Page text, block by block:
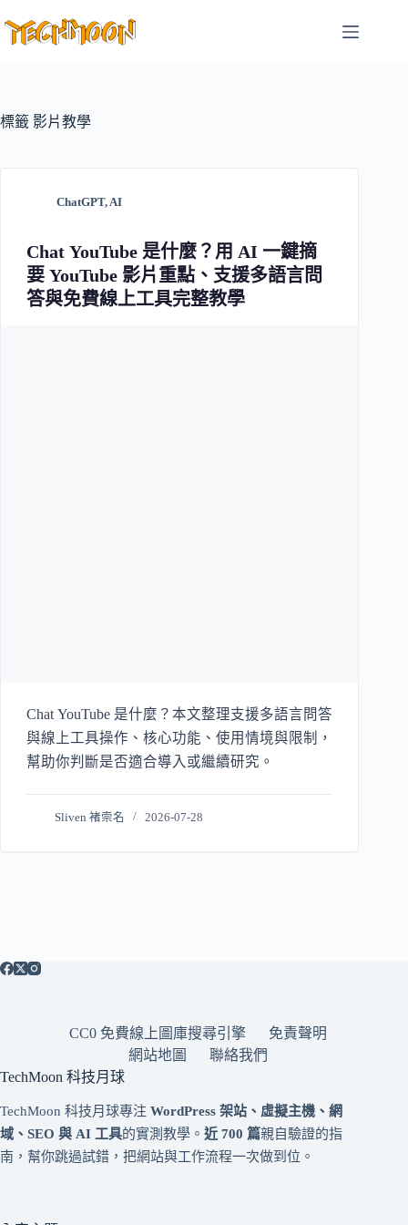
至
容
標籤 影片教學
ChatGPT,AI
Chat YouTube 是什麼？用 AI 一鍵摘
要 YouTube 影片重點、支援多語言問
答與免費線上工具完整教學
Chat YouTube 是什麼？本文整理支援多語言問答
與線上工具操作、核心功能、使用情境與限制，
幫助你判斷是否適合導入或繼續研究。
Sliven 褚崇名 2026-07-28
CC0 免費線上圖庫搜尋引擎
免責聲明
網站地圖
聯絡我們
TechMoon 科技月球
TechMoon 科技月球專注 WordPress 架站、虛擬主機、網
域、SEO 與 AI 工具的實測教學。 近 700 篇親自驗證的指
南，幫你跳過試錯，把網站與工作流程一次做到位。